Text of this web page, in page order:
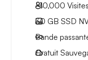
~10,000
30 GB SSD
Bande
Gratuit